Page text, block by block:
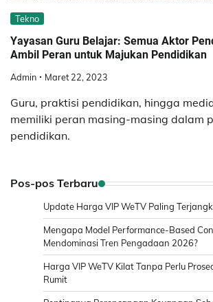
Tekno
Yayasan Guru Belajar: Semua Aktor
Ambil Peran untuk Majukan Pendidikan
Admin Maret 22, 2023
Guru, praktisi pendidikan, hingga
memiliki peran masing-masing dalam
pendidikan.
Pos-pos Terbaru
Update Harga VIP WeTV Paling
Mengapa Model Performance-Based
Mendominasi Tren Pengadaan 2026?
Harga VIP WeTV Kilat Tanpa Perlu
Rumit